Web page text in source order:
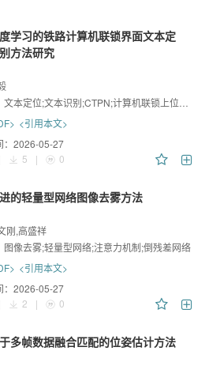
学习的铁路计算机联锁界面文本定
方法研究
文本定位;文本识别;CTPN;计算机联锁上位机界面;AlexNet
<引用本文>
2026-05-27
5 | 0
的轻量型网络图像去雾方法
刚,高盛祥
图像去雾;轻量型网络;注意力机制;倒残差网络
<引用本文>
2026-05-27
2 | 0
多帧数据融合匹配的位姿估计方法